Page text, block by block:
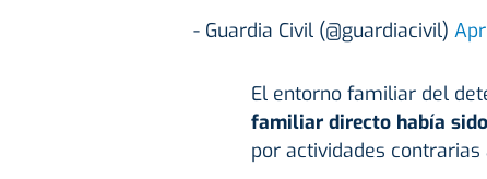
- Guardia Civil (@guardiacivil)
El entorno familiar del
familiar directo había
por actividades contrarias